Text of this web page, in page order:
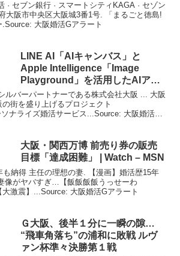
· セブン銀行 · スマートシティKAGA · セゾン
大阪市中央区大阪城3番1号. 「まるごと徳島!
大阪婚活Gアラート
LINE AI「AIキャンバス」と
Apple Intelligence「Image
Playground」を活用したAIアー
ト …
ルバーパートナーである株式会社大阪 ... 大阪
街を盛り上げるプロジェクト
ソナライズ婚活サービス...Source: 大阪婚活G
大阪 ・関西万博 前売り券の販売
目標「達成困難」 | Watch – MSN
も納得 主任の理想の妻. 【漫画】婚活歴15年
像がヤバすぎ…【飯飯飯飯うっせーわ
激震】...Source: 大阪婚活Gアラート
Ｇ 大阪、後半１分に一瞬の隙…
“飛車角落ち”の浦和に敗戦 ルヴ
ァン杯準々決勝第１戦